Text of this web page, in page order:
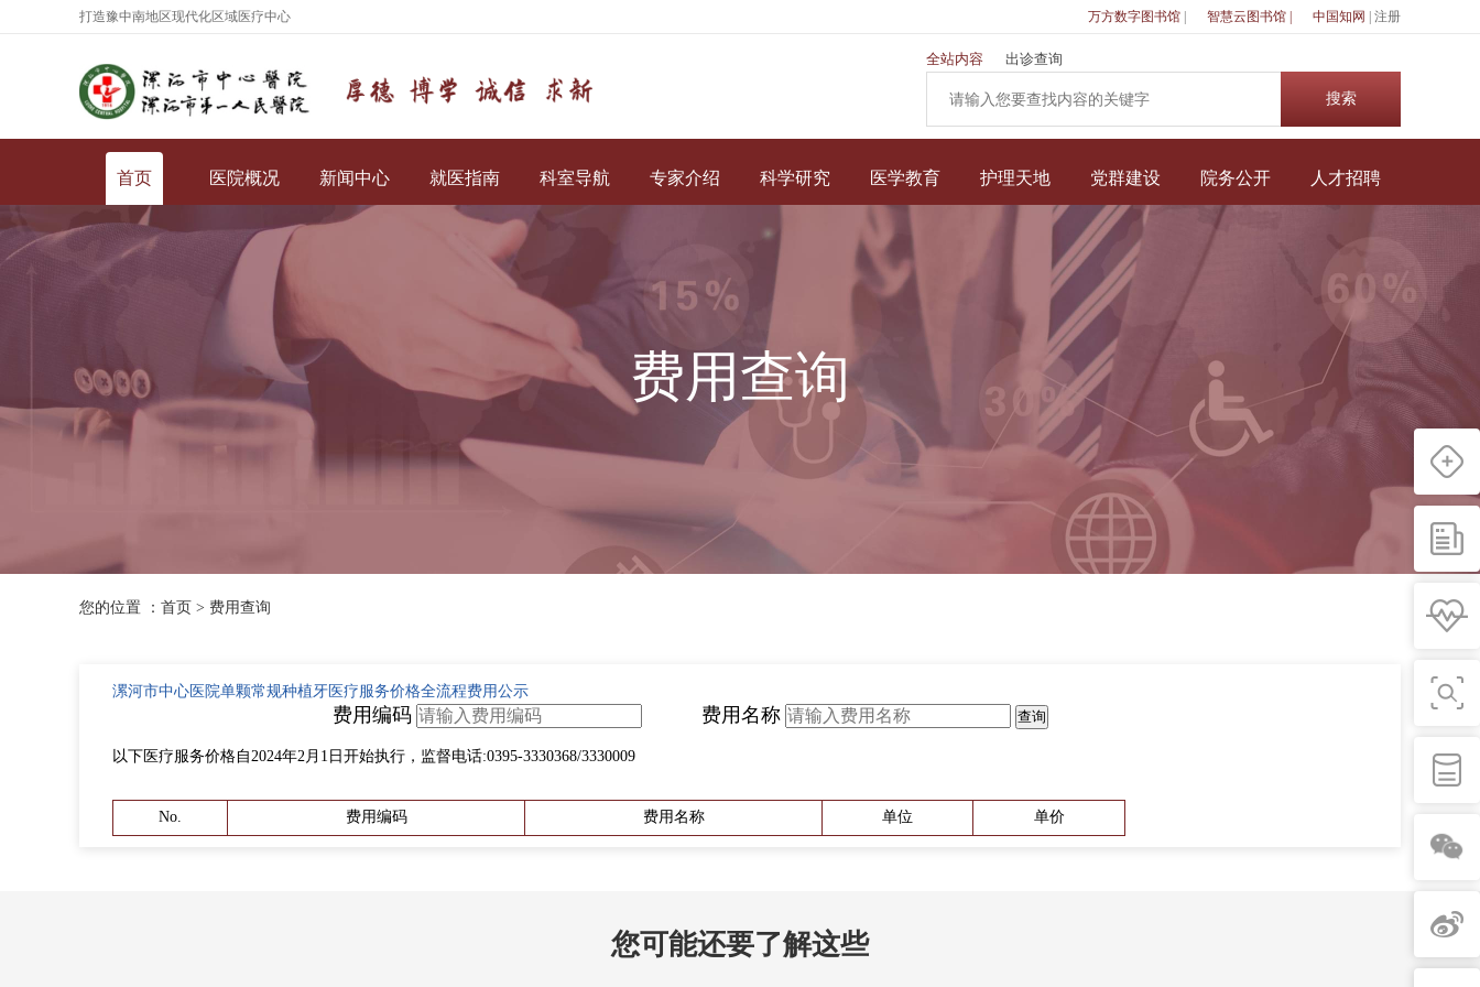
打造豫中南地区现代化区域医疗中心 万方数字图书馆 智慧云图书馆 | 中国知网 注册
全站内容 出诊查询
首页 医院概况 新闻中心 就医指南 科室导航 专家介绍 科学研究 医学教育 护理天地 党群建设 院务公开 人才招聘
费用查询
您的位置 ：首页 > 费用查询
漯河市中心医院单颗常规种植牙医疗服务价格全流程费用公示
费用编码 费用名称 查询
以下医疗服务价格自2024年2月1日开始执行，监督电话:0395-3330368/3330009
No. 费用编码 费用名称 单位 单价
您可能还要了解这些